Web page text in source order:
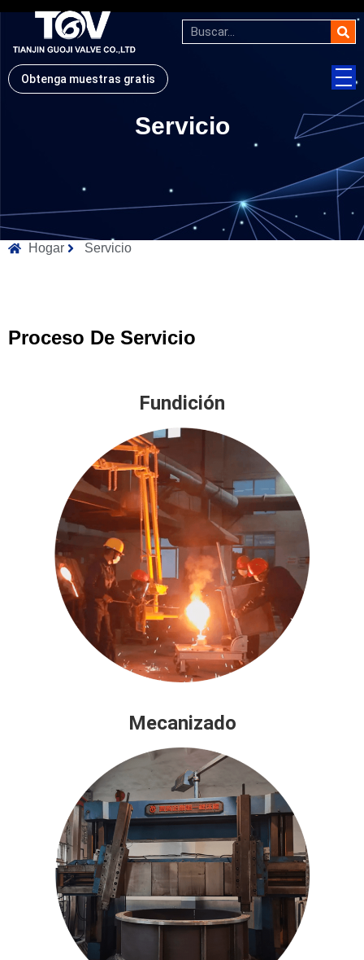
Obtenga muestras gratis
Servicio
Hogar Servicio
Proceso De Servicio
Fundición
Mecanizado